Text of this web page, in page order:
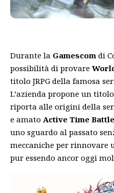
Durante la Gamescom di
possibilità di provare
titolo JRPG della famosa
L’azienda propone un
riporta alle origini della
e amato Active Time
uno sguardo al passato
meccaniche per rinnovare
pur essendo ancor oggi